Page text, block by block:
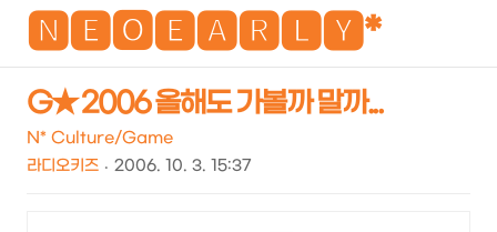
🅽🅴🅾🅴🅰🆁🅻🆈*
G★ 2006 올해도 가볼까 말까...
N* Culture/Game
라디오키즈
2006. 10. 3. 15:37